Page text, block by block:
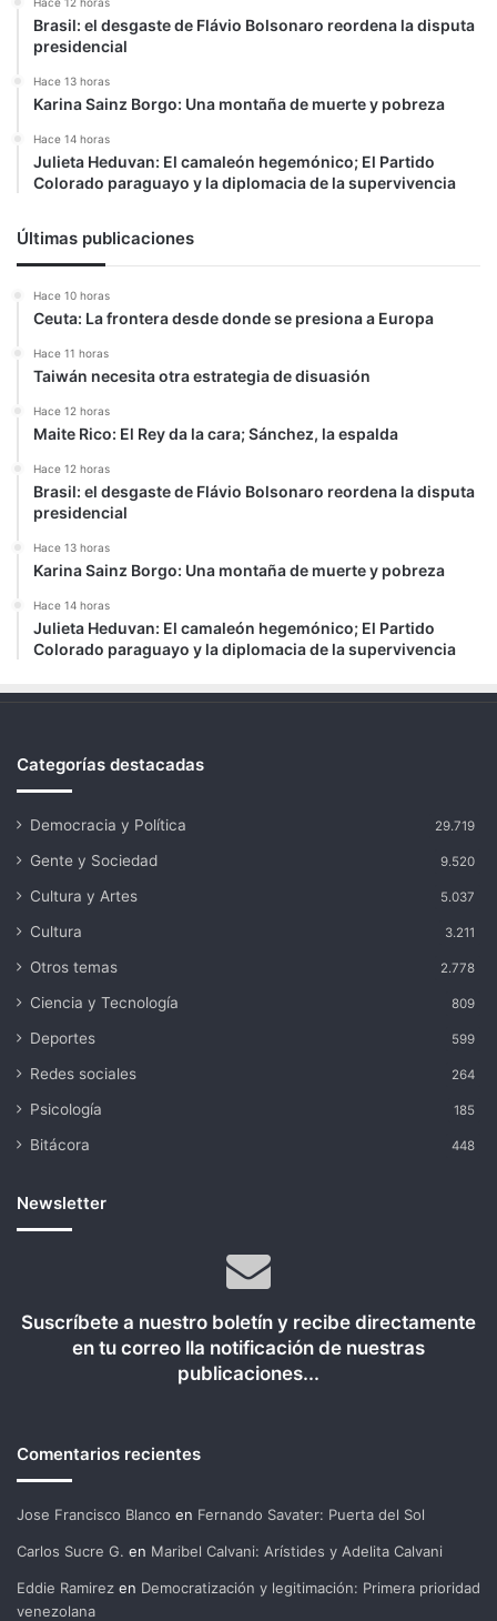
Brasil: el desgaste de Flávio Bolsonaro reordena la disputa
presidencial
Hace 13 horas
Karina Sainz Borgo: Una montaña de muerte y pobreza
Hace 14 horas
Julieta Heduvan: El camaleón hegemónico; El Partido
Colorado paraguayo y la diplomacia de la supervivencia
Últimas publicaciones
Hace 10 horas
Ceuta: La frontera desde donde se presiona a Europa
Hace 11 horas
Taiwán necesita otra estrategia de disuasión
Hace 12 horas
Maite Rico: El Rey da la cara; Sánchez, la espalda
Hace 12 horas
Brasil: el desgaste de Flávio Bolsonaro reordena la disputa
presidencial
Hace 13 horas
Karina Sainz Borgo: Una montaña de muerte y pobreza
Hace 14 horas
Julieta Heduvan: El camaleón hegemónico; El Partido
Colorado paraguayo y la diplomacia de la supervivencia
Categorías destacadas
Democracia y Política 29.719
Gente y Sociedad 9.520
Cultura y Artes 5.037
Cultura 3.211
Otros temas 2.778
Ciencia y Tecnología 809
Deportes 599
Redes sociales 264
Psicología 185
Bitácora 448
Newsletter
Suscríbete a nuestro boletín y recibe directamente
en tu correo lla notificación de nuestras
publicaciones...
Comentarios recientes
Jose Francisco Blanco en Fernando Savater: Puerta del Sol
Carlos Sucre G. en Maribel Calvani: Arístides y Adelita Calvani
Eddie Ramirez en Democratización y legitimación: Primera prioridad
venezolana